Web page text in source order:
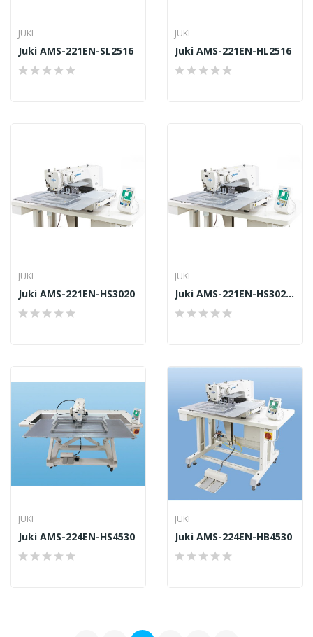
JUKI
Juki AMS-221EN-SL2516
JUKI
Juki AMS-221EN-HL2516
JUKI
Juki AMS-221EN-HS3020
JUKI
Juki AMS-221EN-HS3020/7200
JUKI
Juki AMS-224EN-HS4530
JUKI
Juki AMS-224EN-HB4530